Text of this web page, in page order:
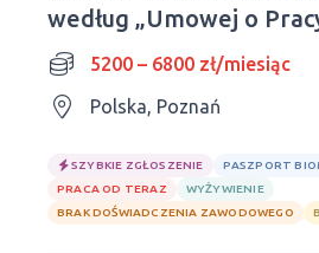
według „Umowej o
5200 – 6800 zł/miesiąc
Polska, Poznań
SZYBKIE ZGŁOSZENIE
PASZPORT
PRACA OD TERAZ
WYŻYWIENIE
BRAK DOŚWIADCZENIA ZAWODOWEGO